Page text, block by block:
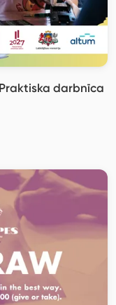
Praktiska darbnīca